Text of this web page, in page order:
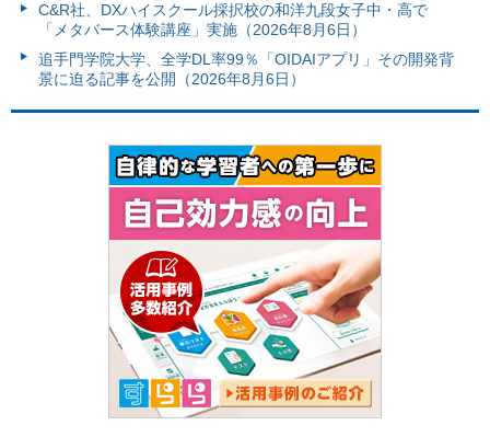
C&R社、DXハイスクール採択校の和洋九段女子中・高で
「メタバース体験講座」実施（2026年8月6日）
追手門学院大学、全学DL率99％「OIDAIアプリ」その開発背
景に迫る記事を公開（2026年8月6日）